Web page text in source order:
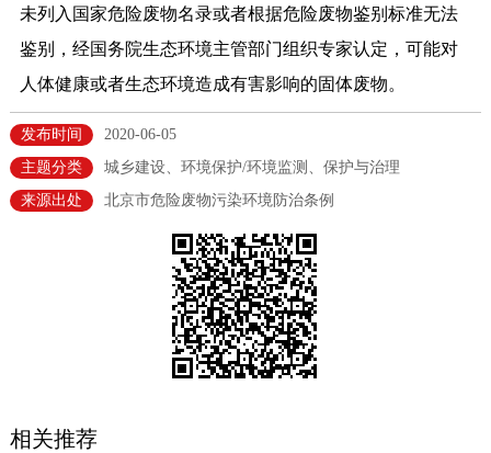
政策兑现 政策解读 回应关切
决策公开
政务服务
法人服务
利企服务
阳光政务
未列入国家危险废物名录或者根据危险废物鉴别标准无法
鉴别，经国务院生态环境主管部门组织专家认定，可能对
人体健康或者生态环境造成有害影响的固体废物。
发布时间
2020-06-05
主题分类
城乡建设、环境保护/环境监测、保护与治理
来源出处
北京市危险废物污染环境防治条例
相关推荐